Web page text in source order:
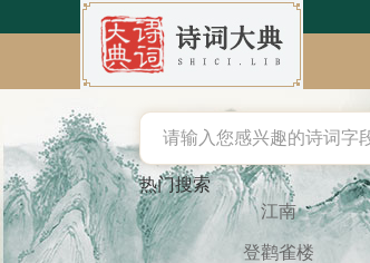
热门搜索
江南
登鹳雀楼